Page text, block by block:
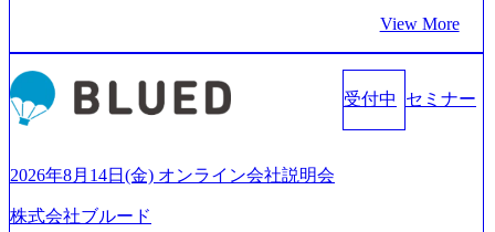
社出身者など、様々な経歴の社員が活躍しており、働きや
すく魅力的な環境が整っているため、定着率が高いことか
ら「働きがいのある会社」に4年連続ベストカンパニーに選
出されている。 残業時間は平均30時間程度 事業/IT戦略立案
や各種プロジェクトマネジメント、最先端テクノロジーの
をデザインする」というビジョンを掲げ、クライアント目
いることは何かを追究し、本当に価値のある成果を提供し
View More
受付中 セミナー
2026年8月14日(金) オンライン会社説明会
株式会社ブルード